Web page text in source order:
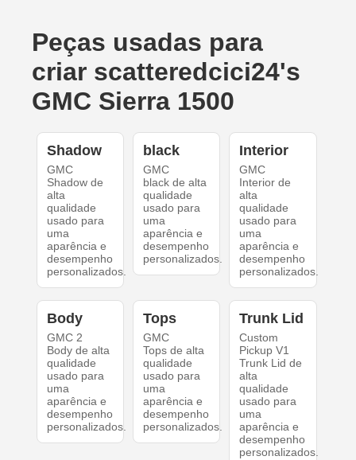
Peças usadas para
criar scatteredcici24's
GMC Sierra 1500
Shadow
GMC
Shadow de
alta
qualidade
usado para
uma
aparência e
desempenho
personalizados.
black
GMC
black de alta
qualidade
usado para
uma
aparência e
desempenho
personalizados.
Interior
GMC
Interior de
alta
qualidade
usado para
uma
aparência e
desempenho
personalizados.
Body
GMC 2
Body de alta
qualidade
usado para
uma
aparência e
desempenho
personalizados.
Tops
GMC
Tops de alta
qualidade
usado para
uma
aparência e
desempenho
personalizados.
Trunk Lid
Custom
Pickup V1
Trunk Lid de
alta
qualidade
usado para
uma
aparência e
desempenho
personalizados.